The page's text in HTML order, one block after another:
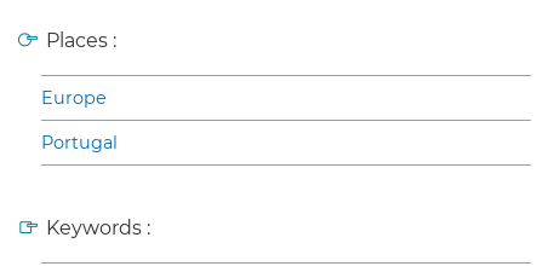
Places :
Europe
Portugal
Keywords :